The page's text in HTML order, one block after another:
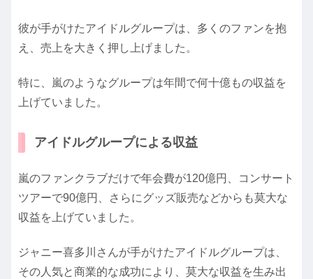
彼が手がけたアイドルグループは、多くのファンを抱
え、売上を大きく押し上げました。
特に、嵐のようなグループは年間で何十億もの収益を
上げていました。
アイドルグループによる収益
嵐のファンクラブだけで年会費が120億円、コンサート
ツアーで90億円、さらにグッズ販売などからも莫大な
収益を上げていました。
ジャニー喜多川さんが手がけたアイドルグループは、
その人気と商業的な成功により、莫大な収益を生み出